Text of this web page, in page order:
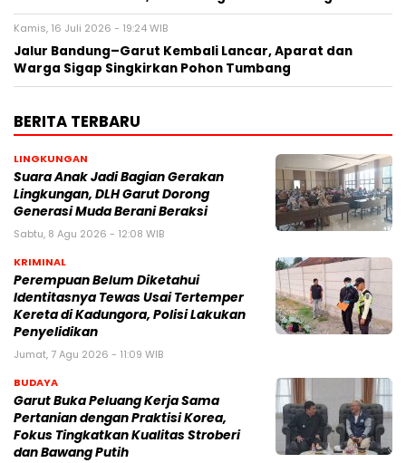
Kamis, 16 Juli 2026 - 19:24 WIB
Jalur Bandung–Garut Kembali Lancar, Aparat dan
Warga Sigap Singkirkan Pohon Tumbang
BERITA TERBARU
LINGKUNGAN
Suara Anak Jadi Bagian Gerakan
Lingkungan, DLH Garut Dorong
Generasi Muda Berani Beraksi
Sabtu, 8 Agu 2026 - 12:08 WIB
KRIMINAL
Perempuan Belum Diketahui
Identitasnya Tewas Usai Tertemper
Kereta di Kadungora, Polisi Lakukan
Penyelidikan
Jumat, 7 Agu 2026 - 11:09 WIB
BUDAYA
Garut Buka Peluang Kerja Sama
Pertanian dengan Praktisi Korea,
Fokus Tingkatkan Kualitas Stroberi
dan Bawang Putih